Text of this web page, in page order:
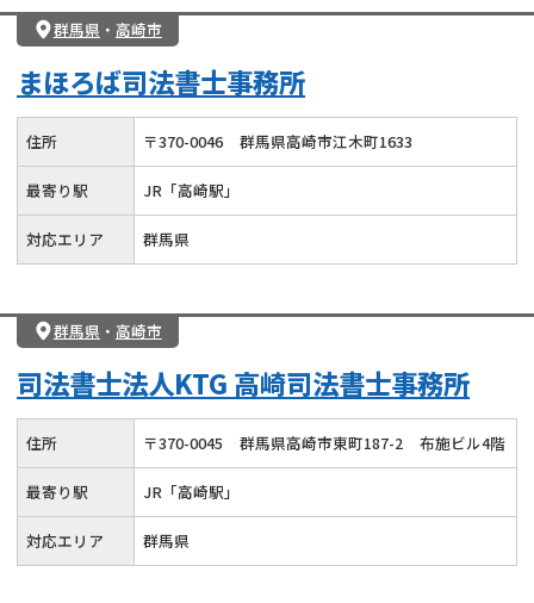
群馬県 ・ 高崎市
まほろば司法書士事務所
住所 〒370-0046 群馬県高崎市江木町1633
最寄り駅 JR「高崎駅」
対応エリア 群馬県
群馬県 ・ 高崎市
司法書士法人KTG 高崎司法書士事務所
住所 〒370-0045 群馬県高崎市東町187-2 布施ビル4階
最寄り駅 JR「高崎駅」
対応エリア 群馬県